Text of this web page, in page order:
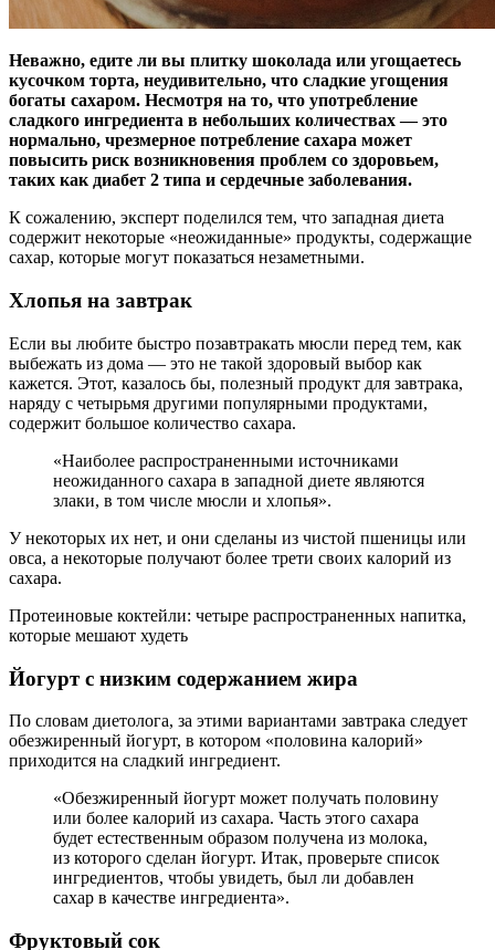
Неважно, едите ли вы плитку шоколада или угощаетесь
кусочком торта, неудивительно, что сладкие угощения
богаты сахаром. Несмотря на то, что употребление
сладкого ингредиента в небольших количествах — это
нормально, чрезмерное потребление сахара может
повысить риск возникновения проблем со здоровьем,
таких как диабет 2 типа и сердечные заболевания.
К сожалению, эксперт поделился тем, что западная диета
содержит некоторые «неожиданные» продукты, содержащие
сахар, которые могут показаться незаметными.
Хлопья на завтрак
Если вы любите быстро позавтракать мюсли перед тем, как
выбежать из дома — это не такой здоровый выбор как
кажется. Этот, казалось бы, полезный продукт для завтрака,
наряду с четырьмя другими популярными продуктами,
содержит большое количество сахара.
«Наиболее распространенными источниками
неожиданного сахара в западной диете являются
злаки, в том числе мюсли и хлопья».
У некоторых их нет, и они сделаны из чистой пшеницы или
овса, а некоторые получают более трети своих калорий из
сахара.
Протеиновые коктейли: четыре распространенных напитка,
которые мешают худеть
Йогурт с низким содержанием жира
По словам диетолога, за этими вариантами завтрака следует
обезжиренный йогурт, в котором «половина калорий»
приходится на сладкий ингредиент.
«Обезжиренный йогурт может получать половину
или более калорий из сахара. Часть этого сахара
будет естественным образом получена из молока,
из которого сделан йогурт. Итак, проверьте список
ингредиентов, чтобы увидеть, был ли добавлен
сахар в качестве ингредиента».
Фруктовый сок